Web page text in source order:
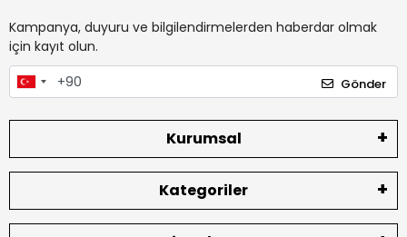
Kampanya, duyuru ve bilgilendirmelerden haberdar olmak
için kayıt olun.
Gönder
Kurumsal
Kategoriler